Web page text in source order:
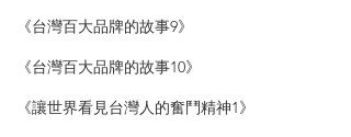
《台灣百大品牌的故事9》
《台灣百大品牌的故事10》
《讓世界看見台灣人的奮鬥精神1》